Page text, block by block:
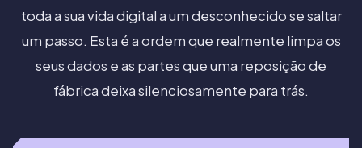
toda a sua vida digital a um desconhecido se saltar
um passo. Esta é a ordem que realmente limpa os
seus dados e as partes que uma reposição de
fábrica deixa silenciosamente para trás.